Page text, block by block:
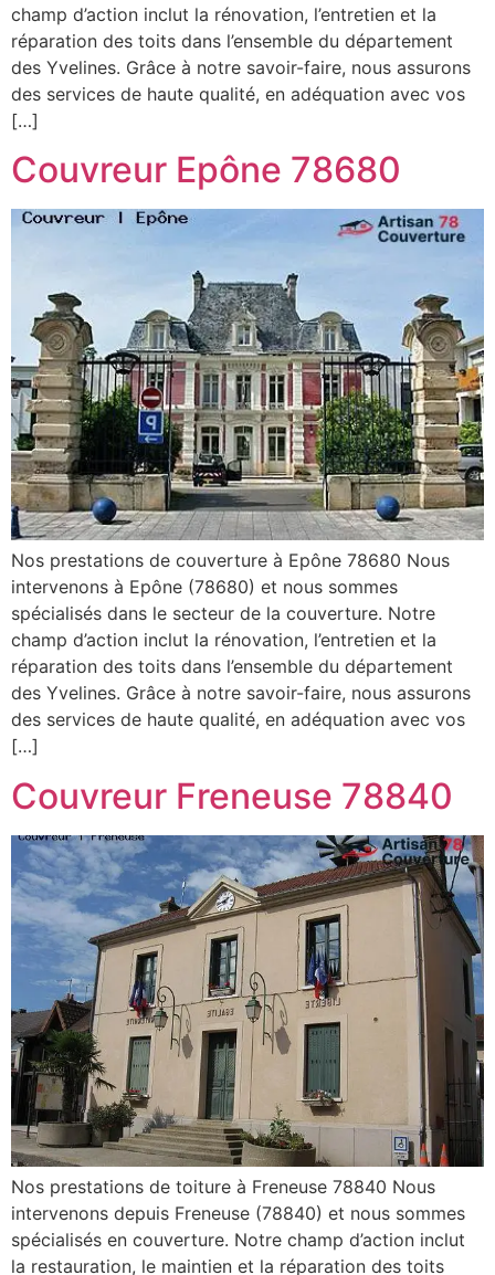
champ d’action inclut la rénovation, l’entretien et la
réparation des toits dans l’ensemble du département
des Yvelines. Grâce à notre savoir-faire, nous assurons
des services de haute qualité, en adéquation avec vos
[…]
Couvreur Epône 78680
Nos prestations de couverture à Epône 78680 Nous
intervenons à Epône (78680) et nous sommes
spécialisés dans le secteur de la couverture. Notre
champ d’action inclut la rénovation, l’entretien et la
réparation des toits dans l’ensemble du département
des Yvelines. Grâce à notre savoir-faire, nous assurons
des services de haute qualité, en adéquation avec vos
[…]
Couvreur Freneuse 78840
Nos prestations de toiture à Freneuse 78840 Nous
intervenons depuis Freneuse (78840) et nous sommes
spécialisés en couverture. Notre champ d’action inclut
la restauration, le maintien et la réparation des toits